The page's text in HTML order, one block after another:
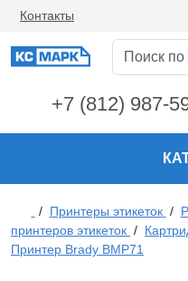
Контакты
+7 (812) 987-
/ Принтеры этикеток /
принтеров этикеток /
Принтер Brady BMP71